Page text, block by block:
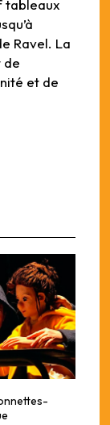
tableaux
Ravel. La
de
et de